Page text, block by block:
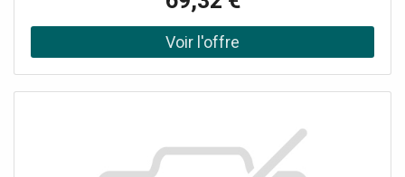
l'ouverture. Grâce au bande velcro au dos du sac, celui-ci
ne bougera pas dans votre coffre. Dimensions : 58 x 38 x
15 cm (Lxlxp) Ce sac est parfait pour bien organiser son